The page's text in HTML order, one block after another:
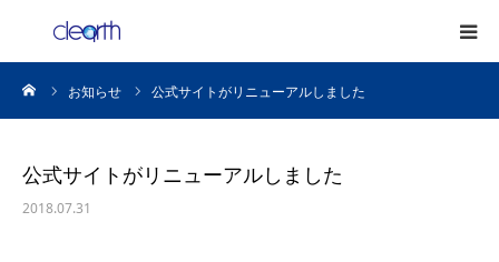
お知らせ 公式サイトがリニューアルしました
公式サイトがリニューアルしました
2018.07.31
HOME